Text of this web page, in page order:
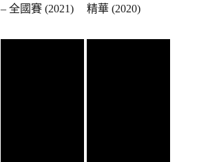
– 全國賽 (2021)
精華 (2020)